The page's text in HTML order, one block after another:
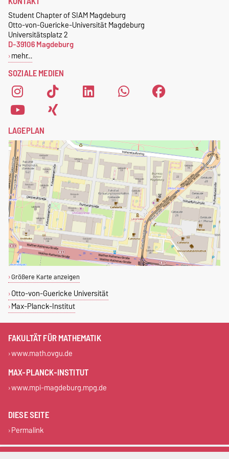
magdeburg@nerdnite.com
Mitglieder des Chapters eine
kostenlose SIAM-
Mitgliedschaft.
Um dich als Mitglied des
Student Chapters of SIAM
Magdeburg zu registrieren,
fülle einfach das
Anmeldeformular
SOZIALE MEDIEN
Student Chapter of SIAM Magdeburg
Otto-von-Guericke-Universität Magdeburg
Universitätsplatz 2
D-39106 Magdeburg
mehr…
LAGEPLAN
Größere Karte anzeigen
Otto-von-Guericke Universität
Max-Planck-Institut
FAKULTÄT FÜR MATHEMATIK
www.math.ovgu.de
MAX-PLANCK-INSTITUT
www.mpi-magdeburg.mpg.de
DIESE SEITE
Permalink
Impressum